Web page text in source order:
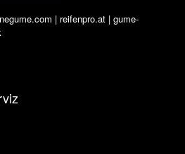
| reifenpro.at | gume-